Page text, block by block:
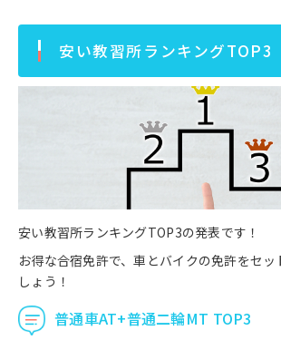
安い教習所ランキングTOP3
安い教習所ランキングTOP3の発表です！
お得な合宿免許で、車とバイクの免許をセッ
しょう！
普通車AT+普通二輪MT TOP3